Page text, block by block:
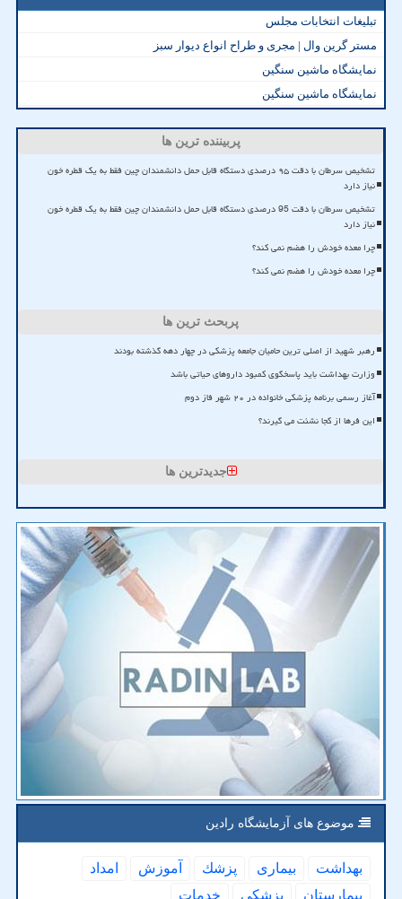
تبلیغات انتخابات مجلس
مستر گرین وال | مجری و طراح انواع دیوار سبز
نمایشگاه ماشین سنگین
نمایشگاه ماشین سنگین
پربیننده ترین ها
تشخیص سرطان با دقت ۹۵ درصدی دستگاه قابل حمل دانشمندان چین فقط به یک قطره خون
نیاز دارد
تشخیص سرطان با دقت 95 درصدی دستگاه قابل حمل دانشمندان چین فقط به یک قطره خون
نیاز دارد
چرا معده خودش را هضم نمی کند؟
چرا معده خودش را هضم نمی کند؟
پربحث ترین ها
رهبر شهید از اصلی ترین حامیان جامعه پزشکی در چهار دهه گذشته بودند
وزارت بهداشت باید پاسخگوی کمبود داروهای حیاتی باشد
آغاز رسمی برنامه پزشکی خانواده در ۲۰ شهر فاز دوم
این فرها از کجا نشئت می گیرند؟
جدیدترین ها
موضوع های آزمایشگاه رادین
بهداشت بیماری پزشك آموزش
امداد
بیمارستان
پزشكی خدمات